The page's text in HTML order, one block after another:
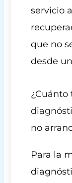
servicio
que no
desde
¿Cuánto
no
Para la